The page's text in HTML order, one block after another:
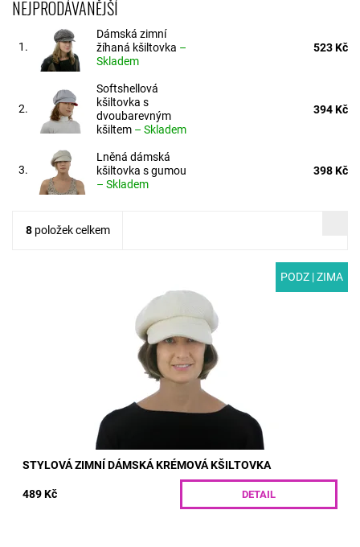
NEJPRODÁVANĚJŠÍ
1.
Dámská zimní
žíhaná kšiltovka –
Skladem
523 Kč
2.
Softshellová
kšiltovka s
dvoubarevným
kšiltem – Skladem
394 Kč
3.
Lněná dámská
kšiltovka s gumou
– Skladem
398 Kč
8 položek celkem
PODZ | ZIMA
MODEL: T22 | Stylová dámská krémová kšiltovka pro podzim a
zimu z vlněné látky. Širší kšilt vás ochrání před ostrým sluncem
Skladem
STYLOVÁ ZIMNÍ DÁMSKÁ KRÉMOVÁ KŠILTOVKA
489 Kč DETAIL